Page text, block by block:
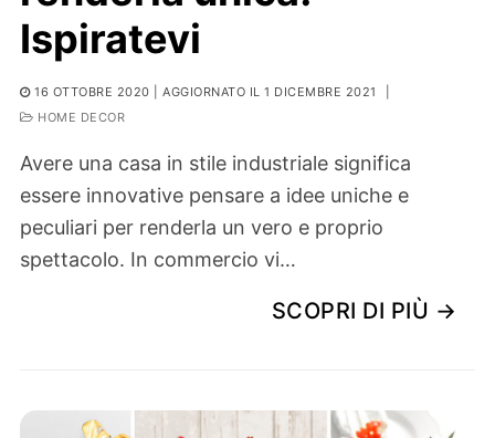
Ispiratevi
16 OTTOBRE 2020 | AGGIORNATO IL 1 DICEMBRE 2021
HOME DECOR
Avere una casa in stile industriale significa
essere innovative pensare a idee uniche e
peculiari per renderla un vero e proprio
spettacolo. In commercio vi…
SCOPRI DI PIÙ →